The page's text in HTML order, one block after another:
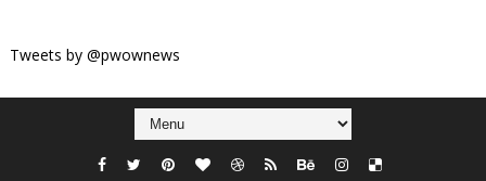
Tweets by @pwownews